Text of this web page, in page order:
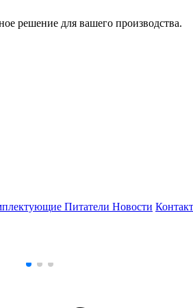
решение для вашего производства.
Питатели Новости